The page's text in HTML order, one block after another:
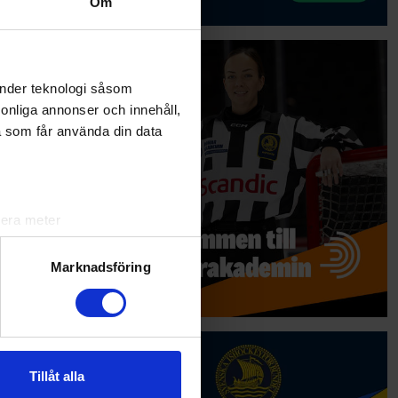
teknologi såsom
annonser och innehåll,
får använda din data
meter
. Du kan ändra
information från din enhet
kombinera informationen
Marknadsföring
Tillåt alla